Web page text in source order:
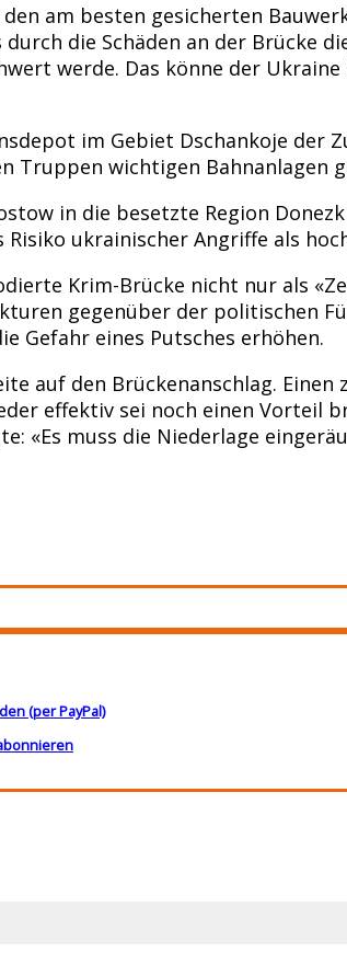
am besten gesicherten
die Schäden an der Brücke
werde. Das könne der
im Gebiet Dschankoje der
Truppen wichtigen Bahnanlagen
in die besetzte Region
ukrainischer Angriffe als
Krim-Brücke nicht nur als
gegenüber der politischen
Gefahr eines Putsches erhöhen.
auf den Brückenanschlag.
effektiv sei noch einen Vorteil
«Es muss die Niederlage
(per PayPal)